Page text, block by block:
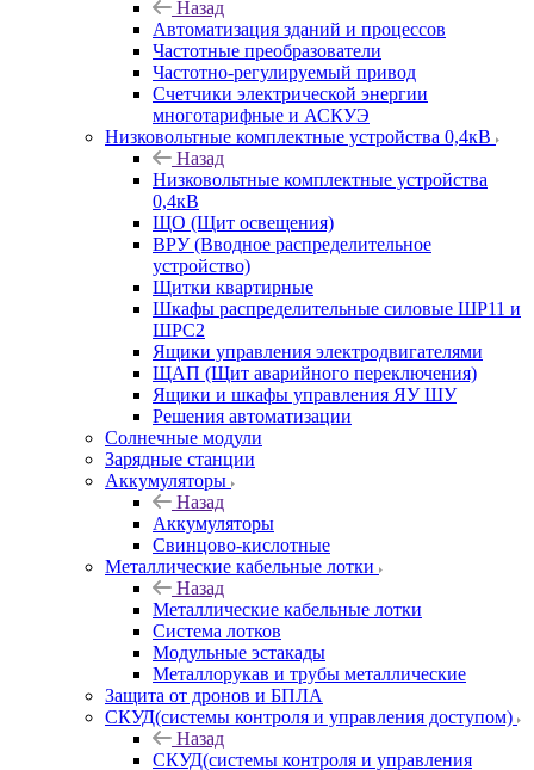
Назад
Автоматизация зданий и процессов
Частотные преобразователи
Частотно-регулируемый привод
Счетчики электрической энергии
многотарифные и АСКУЭ
Низковольтные комплектные устройства 0,4кВ
Назад
Низковольтные комплектные устройства
0,4кВ
ЩО (Щит освещения)
ВРУ (Вводное распределительное
устройство)
Щитки квартирные
Шкафы распределительные силовые ШР11 и
ШРС2
Ящики управления электродвигателями
ЩАП (Щит аварийного переключения)
Ящики и шкафы управления ЯУ ШУ
Решения автоматизации
Солнечные модули
Зарядные станции
Аккумуляторы
Назад
Аккумуляторы
Свинцово-кислотные
Металлические кабельные лотки
Назад
Металлические кабельные лотки
Система лотков
Модульные эстакады
Металлорукав и трубы металлические
Защита от дронов и БПЛА
СКУД(системы контроля и управления доступом)
Назад
СКУД(системы контроля и управления